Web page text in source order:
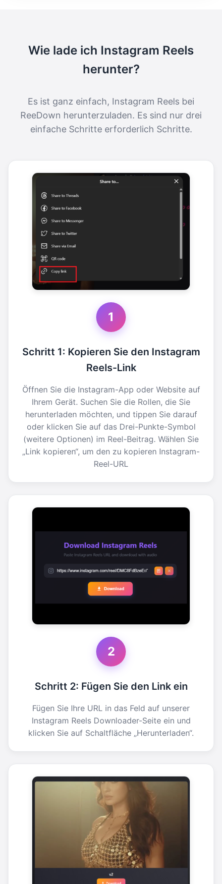
Wie lade ich Instagram Reels
herunter?
Es ist ganz einfach, Instagram Reels bei
ReeDown herunterzuladen. Es sind nur drei
einfache Schritte erforderlich Schritte.
1
Schritt 1: Kopieren Sie den Instagram
Reels-Link
Öffnen Sie die Instagram-App oder Website auf
Ihrem Gerät. Suchen Sie die Rollen, die Sie
herunterladen möchten, und tippen Sie darauf
oder klicken Sie auf das Drei-Punkte-Symbol
(weitere Optionen) im Reel-Beitrag. Wählen Sie
„Link kopieren“, um den zu kopieren Instagram-
Reel-URL
2
Schritt 2: Fügen Sie den Link ein
Fügen Sie Ihre URL in das Feld auf unserer
Instagram Reels Downloader-Seite ein und
klicken Sie auf Schaltfläche „Herunterladen“.